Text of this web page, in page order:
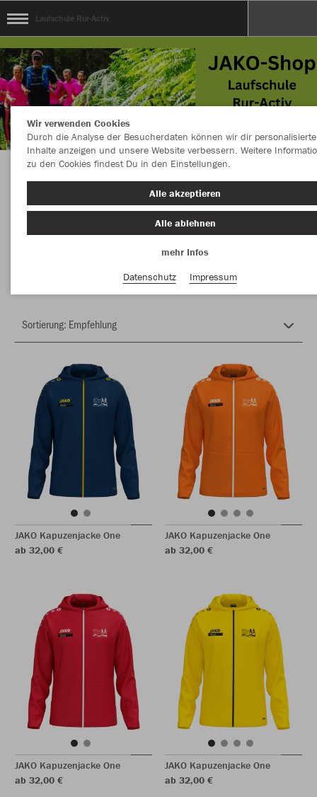
Laufschule Rur-Activ
Der Onlineshop mit allen Artikeln unserer
Kollektion
Farbe
JAKO Kapuzenjacke One
ab 32,00 €
JAKO Kapuzenjacke One
ab 32,00 €
JAKO Kapuzenjacke One
ab 32,00 €
JAKO Kapuzenjacke One
ab 32,00 €
Wir verwenden Cookies
Durch die Analyse der Besucherdaten können wir dir personalisierte
Inhalte anzeigen und unsere Website verbessern. Weitere
zu den Cookies findest Du in den Einstellungen.
Alle akzeptieren
Alle ablehnen
mehr Infos
Datenschutz
Impressum